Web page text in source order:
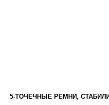
5-ТОЧЕЧНЫЕ РЕМНИ,